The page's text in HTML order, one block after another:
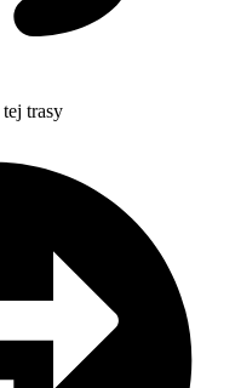
tej trasy